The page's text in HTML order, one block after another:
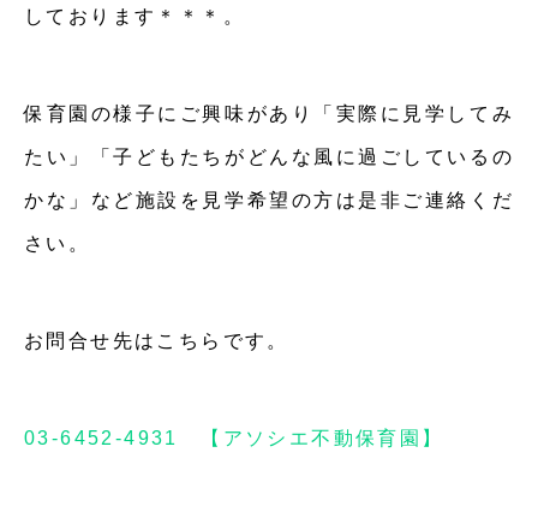
しております＊＊＊。
保育園の様子にご興味があり「実際に見学してみ
たい」「子どもたちがどんな風に過ごしているの
かな」など施設を見学希望の方は是非ご連絡くだ
さい。
お問合せ先はこちらです。
03-6452-4931 【アソシエ不動保育園】